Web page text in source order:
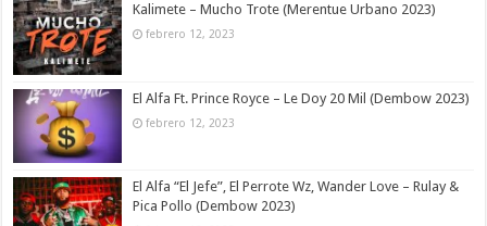
Kalimete – Mucho Trote (Merentue Urbano 2023)
febrero 12, 2023
El Alfa Ft. Prince Royce – Le Doy 20 Mil (Dembow 2023)
febrero 12, 2023
El Alfa “El Jefe”, El Perrote Wz, Wander Love – Rulay &
Pica Pollo (Dembow 2023)